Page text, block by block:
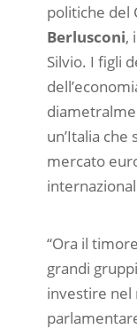
politiche del
Berlusconi,
Silvio. I figli
un’Italia che
mercato
“Ora il
grandi
investire nel